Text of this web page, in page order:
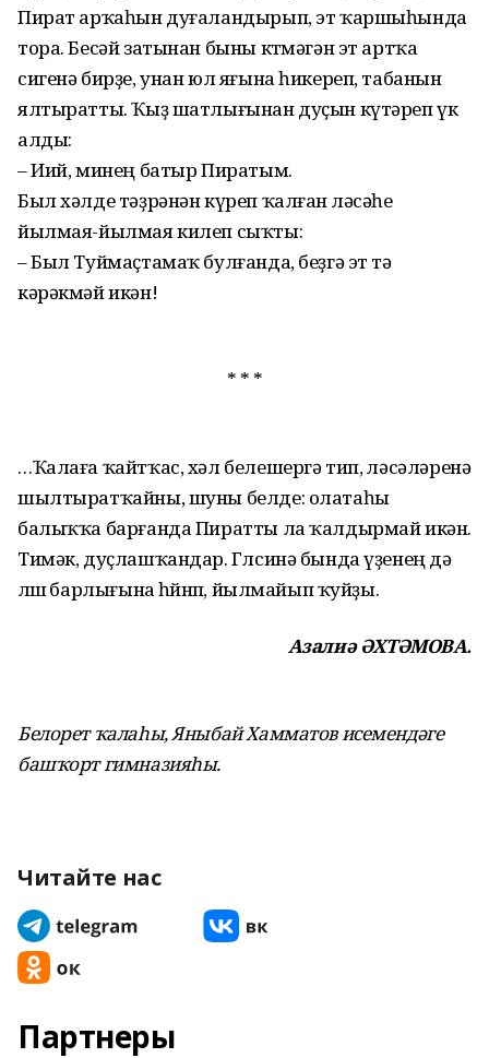
Пират ар­ҡаһын дуғаландырып, эт ҡаршы­һында
тора. Бесәй затынан быны көтмәгән эт артҡа
сигенә бир­ҙе, унан юл яғына һикереп, табанын
ялтыратты. Ҡыҙ шатлы­ғы­нан дуҫын күтәреп үк
алды:
– Иий, минең батыр Пиратым.
Был хәлде тәҙрәнән күреп ҡал­ған өләсәһе
йылмая-йылмая килеп сыҡты:
– Был Туймаҫтамаҡ булғанда, беҙгә эт тә
кәрәкмәй икән!
* * *
…Ҡалаға ҡайтҡас, хәл белешергә тип, өләсәләренә
шылтыратҡайны, шуны белде: олатаһы
балыҡҡа барғанда Пиратты ла ҡалдырмай икән.
Тимәк, дуҫлашҡандар. Гөлсинә бында үҙенең дә
өлөшө барлығына һөйөнөп, йылмайып ҡуй­ҙы.
Азалиә ӘХТӘМОВА.
Белорет ҡалаһы, Яныбай Хамматов исемендәге
башҡорт гимназияһы.
Читайте нас
Партнеры